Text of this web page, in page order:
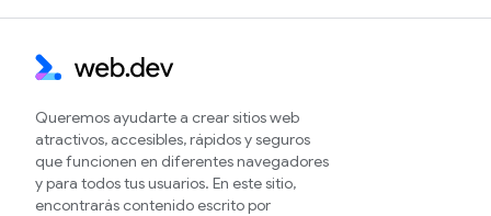
Queremos ayudarte a crear sitios web
atractivos, accesibles, rápidos y seguros
que funcionen en diferentes navegadores
y para todos tus usuarios. En este sitio,
encontrarás contenido escrito por